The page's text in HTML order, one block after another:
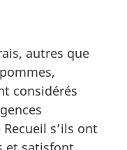
autres que
considérés
s’ils ont